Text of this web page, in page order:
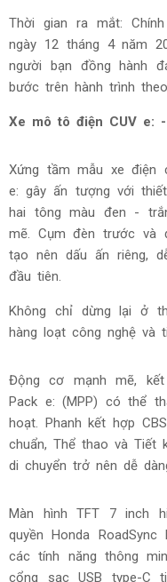
Thời gian ra mắt:
ngày 12 tháng 4 năm
người bạn đồng hành
bước trên hành trình
Xe mô tô điện CUV e:
Xứng tầm mẫu xe điện
e: gây ấn tượng với
hai tông màu đen -
mẽ. Cụm đèn trước và
tạo nên dấu ấn riêng,
đầu tiên.
Không chỉ dừng lại ở
hàng loạt công nghệ và
Động cơ mạnh mẽ,
Pack e: (MPP) có thể
hoạt. Phanh kết hợp
chuẩn, Thể thao và Tiết
di chuyển trở nên dễ
Màn hình TFT 7 inch
quyền Honda
các tính năng thông
cổng sạc USB type-C